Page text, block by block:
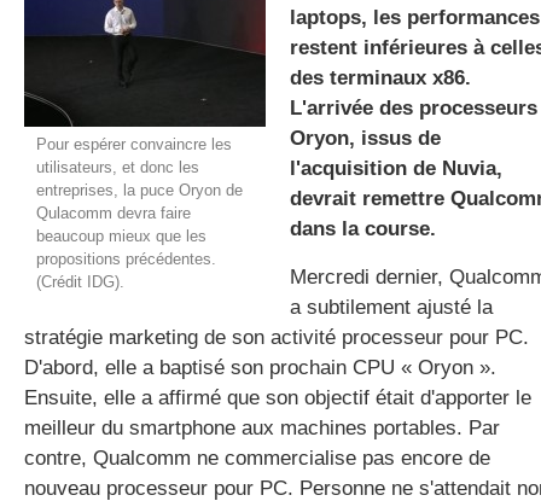
gratuite
Pour espérer convaincre les
utilisateurs, et donc les
entreprises, la puce Oryon de
Qulacomm devra faire
beaucoup mieux que les
propositions précédentes.
(Crédit IDG).
laptops, les performances
restent inférieures à
des terminaux x86.
L'arrivée des processeurs
Oryon, issus de
l'acquisition de Nuvia,
devrait remettre
dans la course.
Mercredi dernier,
a subtilement ajusté la
stratégie marketing de son activité processeur pour PC.
D'abord, elle a baptisé son prochain CPU « Oryon ».
Ensuite, elle a affirmé que son objectif était d'apporter le
meilleur du smartphone aux machines portables. Par
contre, Qualcomm ne commercialise pas encore de
nouveau processeur pour PC. Personne ne s'attendait